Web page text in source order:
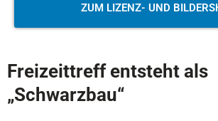
ZUM LIZENZ- UND
Freizeittreff entsteht als
„Schwarzbau“